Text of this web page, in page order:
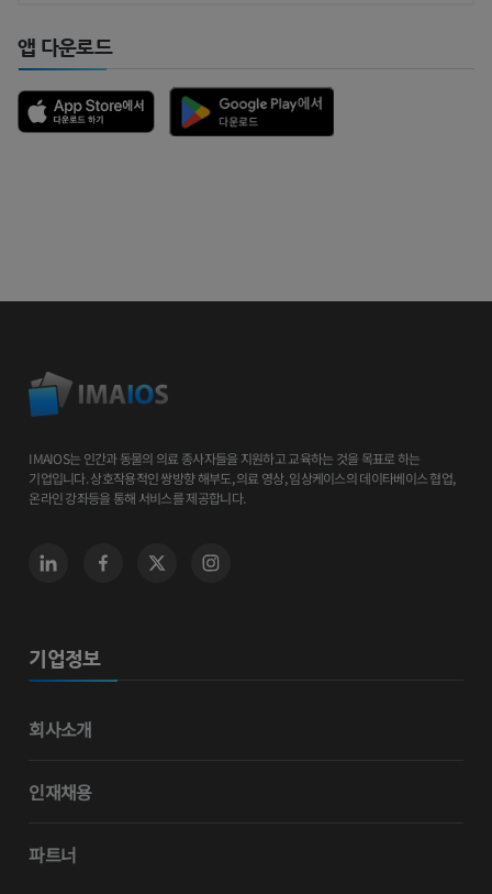
앱 다운로드
IMAIOS는 인간과 동물의 의료 종사자들을 지원하고 교육하는 것을 목표로 하는
기업입니다. 상호작용적인 쌍방향 해부도, 의료 영상, 임상케이스의 데이타베이스 협업,
온라인 강좌등을 통해 서비스를 제공합니다.
기업정보
회사소개
인재채용
파트너